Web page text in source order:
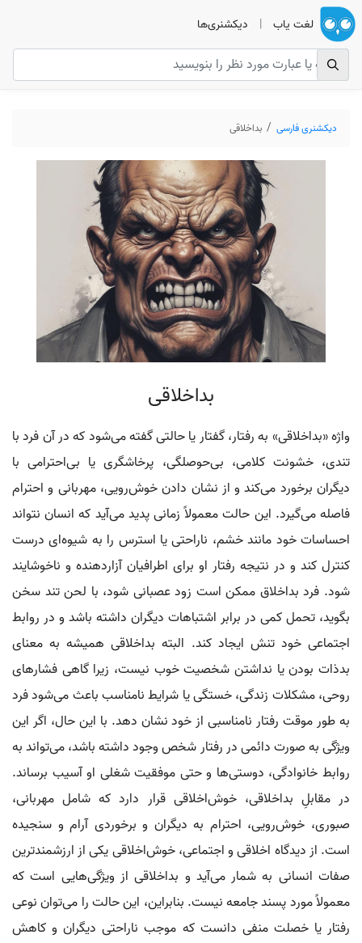
لغت یاب | دیکشنری‌ها
دیکشنری فارسی بداخلاقی
بداخلاقی
واژه «بداخلاقی» به رفتار، گفتار یا حالتی گفته می‌شود که در آن فرد با
تندی، خشونت کلامی، بی‌حوصلگی، پرخاشگری یا بی‌احترامی با
دیگران برخورد می‌کند و از نشان دادن خوش‌رویی، مهربانی و احترام
فاصله می‌گیرد. این حالت معمولاً زمانی پدید می‌آید که انسان نتواند
احساسات خود مانند خشم، ناراحتی یا استرس را به شیوه‌ای درست
کنترل کند و در نتیجه رفتار او برای اطرافیان آزاردهنده و ناخوشایند
شود. فرد بداخلاق ممکن است زود عصبانی شود، با لحن تند سخن
بگوید، تحمل کمی در برابر اشتباهات دیگران داشته باشد و در روابط
اجتماعی خود تنش ایجاد کند. البته بداخلاقی همیشه به معنای
بدذات بودن یا نداشتن شخصیت خوب نیست، زیرا گاهی فشارهای
روحی، مشکلات زندگی، خستگی یا شرایط نامناسب باعث می‌شود فرد
به طور موقت رفتار نامناسبی از خود نشان دهد. با این حال، اگر این
ویژگی به صورت دائمی در رفتار شخص وجود داشته باشد، می‌تواند به
روابط خانوادگی، دوستی‌ها و حتی موفقیت شغلی او آسیب برساند.
در مقابلِ بداخلاقی، خوش‌اخلاقی قرار دارد که شامل مهربانی،
صبوری، خوش‌رویی، احترام به دیگران و برخوردی آرام و سنجیده
است. از دیدگاه اخلاقی و اجتماعی، خوش‌اخلاقی یکی از ارزشمندترین
صفات انسانی به شمار می‌آید و بداخلاقی از ویژگی‌هایی است که
معمولاً مورد پسند جامعه نیست. بنابراین، این حالت را می‌توان نوعی
رفتار یا خصلت منفی دانست که موجب ناراحتی دیگران و کاهش